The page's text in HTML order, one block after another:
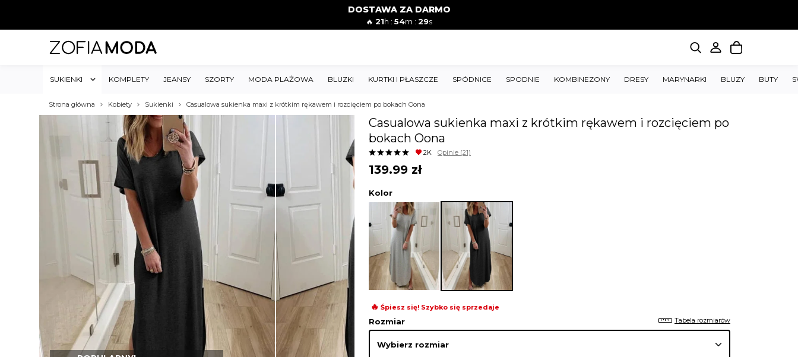
DOSTAWA ZA DARMO
🔥 21h : 54m : 28s
SUKIENKI KOMPLETY JEANSY SZORTY MODA PLAŻOWA BLUZKI KURTKI I PŁASZCZE SPÓDNICE SPODNIE KOMBINEZONY DRESY MARYNARKI BLUZY BUTY
Strona główna Kobiety Sukienki Casualowa sukienka maxi z krótkim rękawem i rozcięciem po bokach Oona
Casualowa sukienka maxi z krótkim rękawem i rozcięciem po
bokach Oona
2K Opinie (21)
139.99 zł
Kolor
🔥 Śpiesz się! Szybko się sprzedaje
Rozmiar Tabela rozmiarów